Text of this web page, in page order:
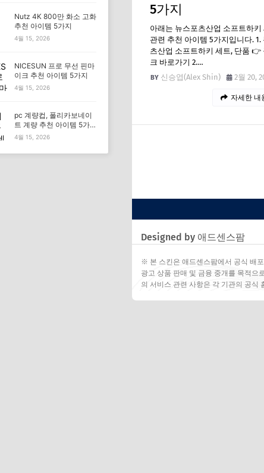
5가지
아래는 뉴스포츠산업 소프트하키
관련 추천 아이템 5가지입니다. 1.
츠산업 소프트하키 세트, 단품 👉
크 바로가기 2.…
신승엽(Alex Shin)
2월 20,
자세한 내
Designed by 애드센스팜
※ 본 스킨은 애드센스팜에서 공식 배
광고 상품 판매 및 금융 중개를 목적으
의 서비스 관련 사항은 각 기관의 공식
Nutz 4K 800만 화소 고화
추천 아이템 5가지
4월 15, 2026
NICESUN 프로 무선 핀마
이크 추천 아이템 5가지
4월 15, 2026
pc 계량컵, 폴리카보네이
트 계량 추천 아이템 5가
지
4월 15, 2026